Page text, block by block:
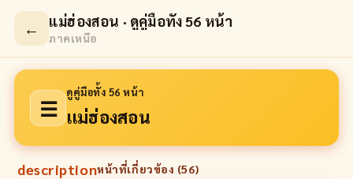
← แม่ฮ่องสอน · ดูคู่มือทั้ง 56 หน้า
ภาคเหนือ
☰
ดูคู่มือทั้ง 56 หน้า
แม่ฮ่องสอน
descriptionหน้าที่เกี่ยวข้อง (56)